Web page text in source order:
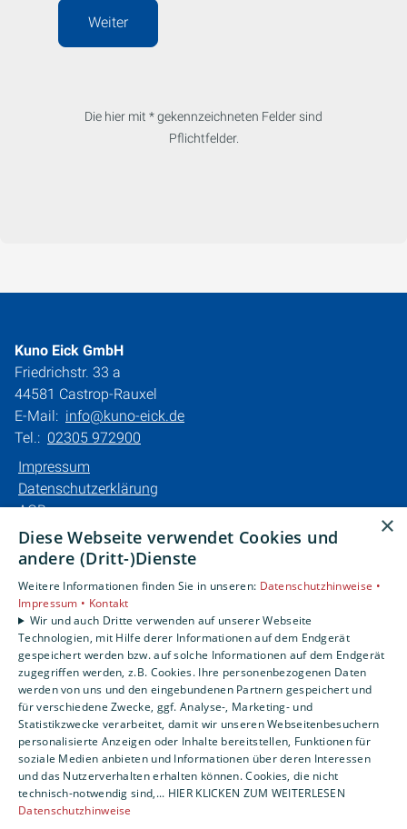
Weiter
Die hier mit * gekennzeichneten Felder sind
Pflichtfelder.
Kuno Eick GmbH
Friedrichstr. 33 a
44581 Castrop-Rauxel
E-Mail: info@kuno-eick.de
Tel.: 02305 972900
Impressum
Datenschutzerklärung
AGB
Barrierefreiheitserklärung
Privatkunden
Karriere
Unternehmen
Kontakt
×
Diese Webseite verwendet Cookies und
andere (Dritt-)Dienste
Weitere Informationen finden Sie in unseren: Datenschutzhinweise •
Impressum • Kontakt
Wir und auch Dritte verwenden auf unserer Webseite
Technologien, mit Hilfe derer Informationen auf dem Endgerät
gespeichert werden bzw. auf solche Informationen auf dem Endgerät
zugegriffen werden, z.B. Cookies. Ihre personenbezogenen Daten
werden von uns und den eingebundenen Partnern gespeichert und
für verschiedene Zwecke, ggf. Analyse-, Marketing- und
Statistikzwecke verarbeitet, damit wir unseren Webseitenbesuchern
personalisierte Anzeigen oder Inhalte bereitstellen, Funktionen für
soziale Medien anbieten und Informationen über deren Interessen
und das Nutzerverhalten erhalten können. Cookies, die nicht
technisch-notwendig sind,... HIER KLICKEN ZUM WEITERLESEN
Datenschutzhinweise